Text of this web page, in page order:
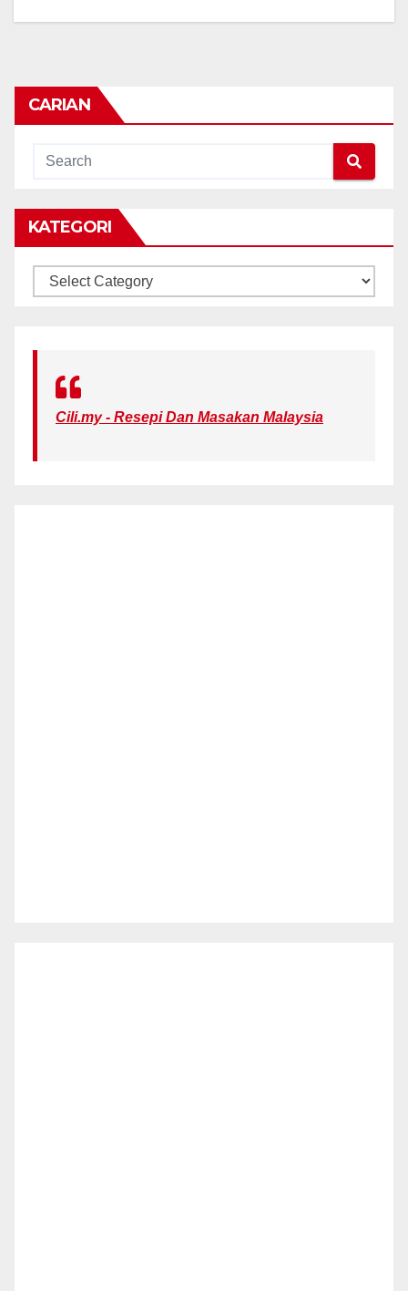
CARIAN
KATEGORI
KATEGORI
Cili.my - Resepi Dan Masakan Malaysia